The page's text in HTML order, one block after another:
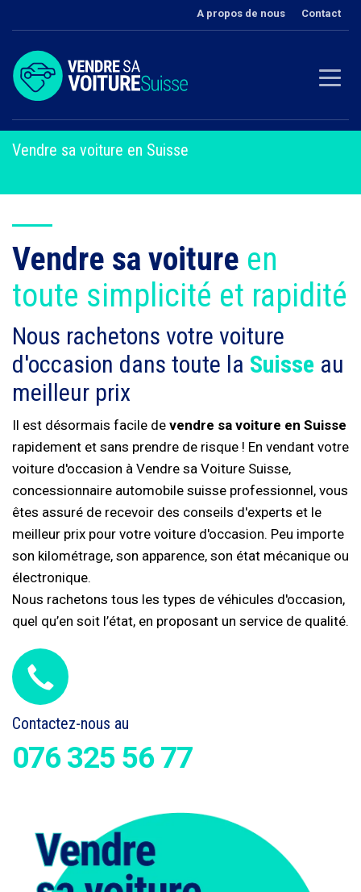
A propos de nous Contact
Vendre sa voiture en Suisse
Vendre sa voiture en
toute simplicité et rapidité
Nous rachetons votre voiture
d'occasion dans toute la Suisse au
meilleur prix
Il est désormais facile de vendre sa voiture en Suisse
rapidement et sans prendre de risque ! En vendant votre
voiture d'occasion à Vendre sa Voiture Suisse,
concessionnaire automobile suisse professionnel, vous
êtes assuré de recevoir des conseils d'experts et le
meilleur prix pour votre voiture d'occasion. Peu importe
son kilométrage, son apparence, son état mécanique ou
électronique.
Nous rachetons tous les types de véhicules d'occasion,
quel qu’en soit l’état, en proposant un service de qualité.
Contactez-nous au
076 325 56 77